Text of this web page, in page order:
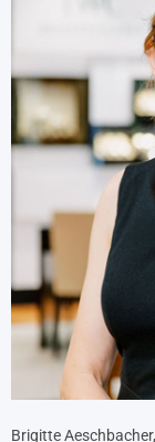
Brigitte Aeschbacher,